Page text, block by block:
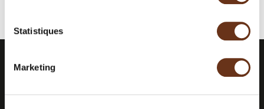
Statistiques
Marketing